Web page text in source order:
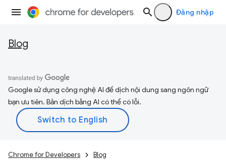
Đăng nhập
Blog
Google sử dụng công nghệ AI để dịch nội dung sang ngôn ngữ
bạn ưu tiên. Bản dịch bằng AI có thể có lỗi.
Chrome for Developers Blog